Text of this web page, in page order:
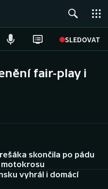
SLEDOVAT
fair-play i
skončila po pádu
motokrosu
vyhrál i domácí